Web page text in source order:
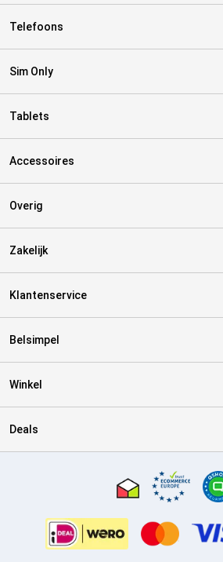
Telefoons
Sim Only
Tablets
Accessoires
Overig
Zakelijk
Klantenservice
Belsimpel
Winkel
Deals